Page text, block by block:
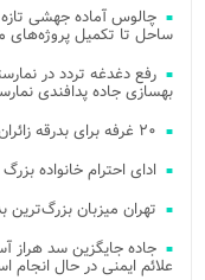
ساحل تا تکمیل پروژه‌های
رفع دغدغه تردد در
بهسازی جاده پدافندی
۲۰ غرفه برای بدرقه زائران آقای شهید ایران در مسیر طریق الرضا برپا شد
ادای احترام خانواده
تهران میزبان بزرگ‌ترین
جاده جایگزین سد هراز
علائم ایمنی در حال انجام